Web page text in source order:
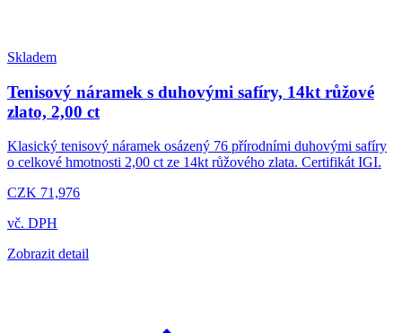
Skladem
Tenisový náramek s duhovými safíry, 14kt růžové
zlato, 2,00 ct
Klasický tenisový náramek osázený 76 přírodními duhovými safíry
o celkové hmotnosti 2,00 ct ze 14kt růžového zlata. Certifikát IGI.
CZK 71,976
vč. DPH
Zobrazit detail